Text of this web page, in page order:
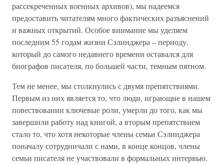
рассекреченных военных архивов), мы надеемся
предоставить читателям много фактических разъяснений
и важных открытий. Особое внимание мы уделяем
последним 55 годам жизни Сэлинджера – периоду,
который до самого недавнего времени оставался для
биографов писателя, по большей части, темным пятном.
Тем не менее, мы столкнулись с двумя препятствиями.
Первым из них является то, что люди, играющие в нашем
повествовании ключевые роли, умерли до того, как мы
завершили работу над книгой, а вторым препятствием
стало то, что хотя некоторые члены семьи Сэлинджера
поначалу сотрудничали с нами, в конце концов, члены
семьи писателя не участвовали в формальных интервью.